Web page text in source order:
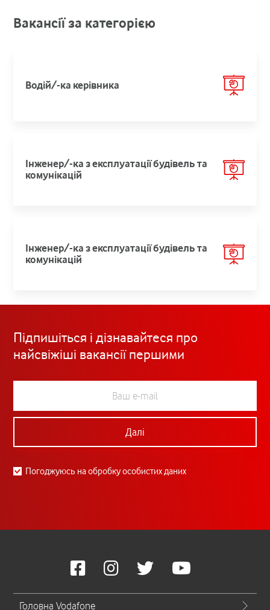
Вакансії за категорією
Водій/-ка керівника
Інженер/-ка з експлуатації будівель та
комунікацій
Інженер/-ка з експлуатації будівель та
комунікацій
Підпишіться і дізнавайтеся про
найсвіжіші вакансії першими
Далі
Погоджуюсь на обробку особистих даних
Головна Vodafone